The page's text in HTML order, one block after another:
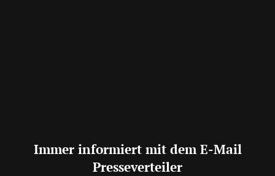
Immer informiert mit dem E-Mail
Presseverteiler